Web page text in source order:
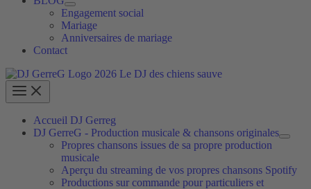
Engagement social
Mariage
Anniversaires de mariage
Contact
Accueil DJ Gerreg
DJ GerreG - Production musicale & chansons originales
Propres chansons issues de sa propre production
musicale
Aperçu du streaming de vos propres chansons Spotify
Productions sur commande pour particuliers et